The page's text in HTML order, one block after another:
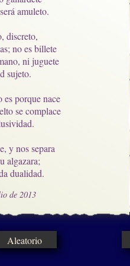
amuleto.
discreto,
no es billete
ni juguete
sujeto.
porque nace
se complace
y nos separa
algazara;
dualidad.
de 2013
Aleatorio